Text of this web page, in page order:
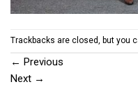
Trackbacks are closed, but you
← Previous
Next →